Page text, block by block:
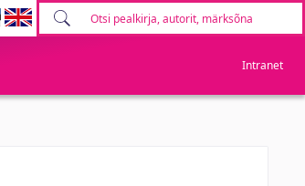
Intranet